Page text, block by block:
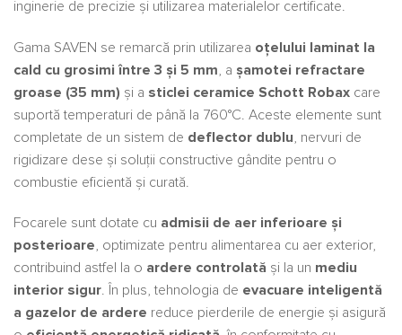
inginerie de precizie și utilizarea materialelor certificate.
Gama SAVEN se remarcă prin utilizarea oțelului laminat la
cald cu grosimi între 3 și 5 mm , a șamotei refractare
groase (35 mm) și a sticlei ceramice Schott Robax care
suportă temperaturi de până la 760°C. Aceste elemente sunt
completate de un sistem de deflector dublu , nervuri de
rigidizare dese și soluții constructive gândite pentru o
combustie eficientă și curată.
Focarele sunt dotate cu admisii de aer inferioare și
posterioare, optimizate pentru alimentarea cu aer exterior,
contribuind astfel la o ardere controlată și la un mediu
interior sigur. În plus, tehnologia de evacuare inteligentă
a gazelor de ardere reduce pierderile de energie și asigură